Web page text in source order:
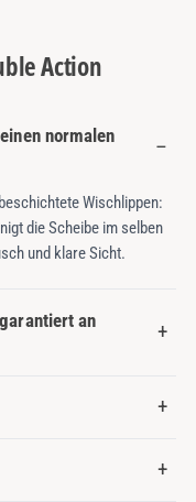
Action
normalen
Wischlippen:
die Scheibe im selben
und klare Sicht.
an